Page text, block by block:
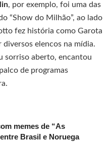
, por exemplo, foi uma das
“Show do Milhão”, ao lado
fez história como Garota
elencos na mídia.
sorriso aberto, encantou
de programas
memes de “As
Brasil e Noruega